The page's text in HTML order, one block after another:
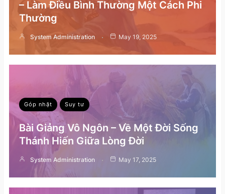
– Làm Điều Bình Thường Một Cách Phi
Thường
System Administration May 19, 2025
Góp nhặt Suy tư
Bài Giảng Vô Ngôn – Về Một Đời Sống
Thánh Hiến Giữa Lòng Đời
System Administration May 17, 2025